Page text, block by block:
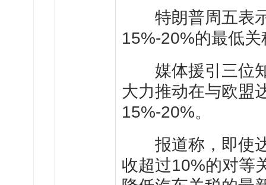
特朗普周五表示
15%-20%的最低关
媒体援引三位知
大力推动在与欧盟
15%-20%。
报道称，即使达
收超过10%的对等